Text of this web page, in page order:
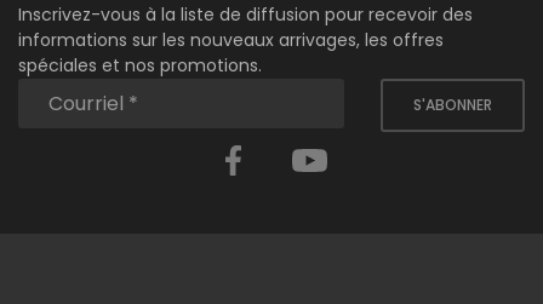
Inscrivez-vous à la liste de diffusion pour recevoir des
informations sur les nouveaux arrivages, les offres
spéciales et nos promotions.
S'ABONNER
Facebook